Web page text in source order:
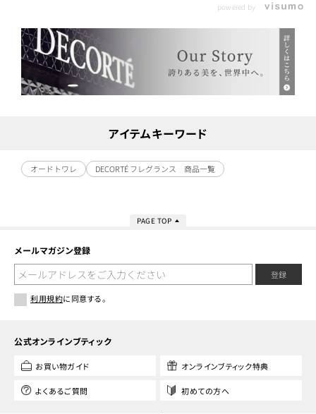
powered by
アイテムキーワード
オードトワレ DECORTÉ フレグランス 商品一覧
PAGE TOP
メールマガジン登録
登録
利用規約に同意する。
公式オンラインブティック
お買い物ガイド オンラインブティック特典
よくあるご質問 初めての方へ